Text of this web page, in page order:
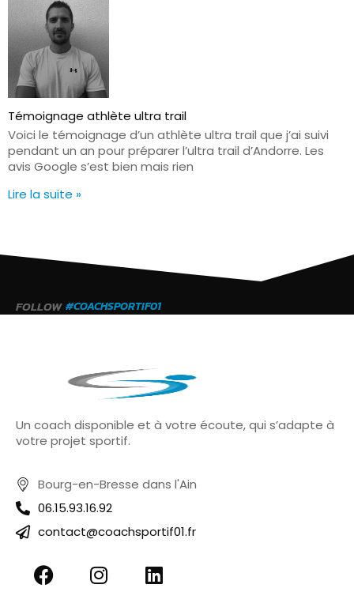
Témoignage athlète ultra trail
Voici le témoignage d’un athlète ultra trail que j’ai suivi
pendant un an pour préparer l’ultra trail d’Andorre. Les
avis Google s’est bien mais rien
Lire la suite »
FOLLOW #COACHSPORTIF01
Un coach disponible et à votre écoute, qui s’adapte à
votre projet sportif.
Bourg-en-Bresse dans l'Ain
06.15.93.16.92
contact@coachsportif01.fr